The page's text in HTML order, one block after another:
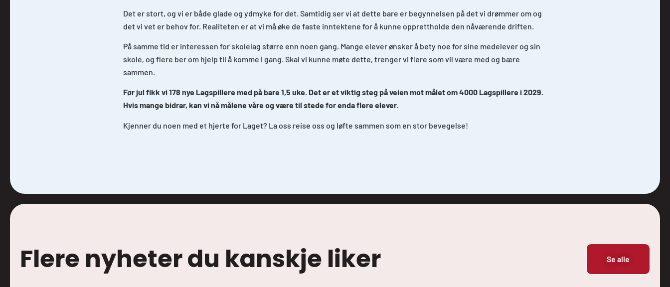
Det er stort, og vi er både glade og ydmyke for det. Samtidig ser vi at dette bare er begynnelsen på det vi drømmer om og
det vi vet er behov for. Realiteten er at vi må øke de faste inntektene for å kunne opprettholde den nåværende driften.
På samme tid er interessen for skolelag større enn noen gang. Mange elever ønsker å bety noe for sine medelever og sin
skole, og flere ber om hjelp til å komme i gang. Skal vi kunne møte dette, trenger vi flere som vil være med og bære
sammen.
Før jul fikk vi 178 nye Lagspillere med på bare 1,5 uke. Det er et viktig steg på veien mot målet om 4000 Lagspillere i 2029.
Hvis mange bidrar, kan vi nå målene våre og være til stede for enda flere elever.
Kjenner du noen med et hjerte for Laget? La oss reise oss og løfte sammen som en stor bevegelse!
Flere nyheter du kanskje liker Se alle